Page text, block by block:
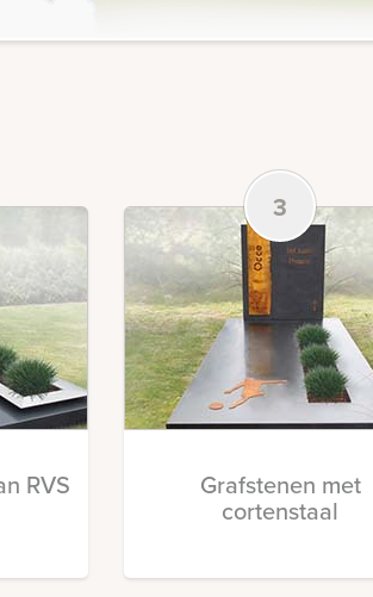
RVS
3
Grafstenen met
cortenstaal